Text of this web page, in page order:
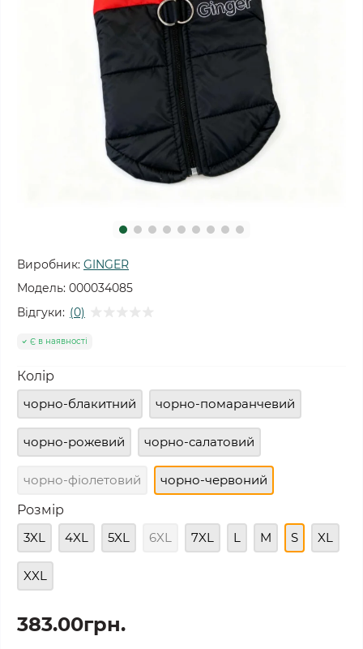
Виробник: GINGER
Модель: 000034085
Відгуки: (0)
Є в наявності
Колір
чорно-блакитний
чорно-помаранчевий
чорно-рожевий чорно-салатовий
чорно-фіолетовий
чорно-червоний
Розмір
3XL
4XL 5XL 6XL 7XL L M S XL
XXL
383.00грн.